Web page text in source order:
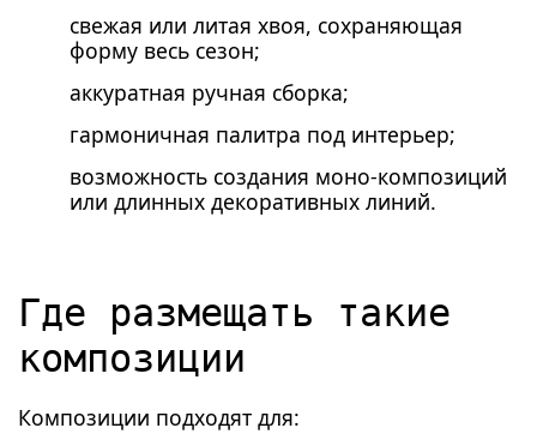
свежая или литая хвоя, сохраняющая
форму весь сезон;
аккуратная ручная сборка;
гармоничная палитра под интерьер;
возможность создания моно-композиций
или длинных декоративных линий.
Где размещать такие
композиции
Композиции подходят для: